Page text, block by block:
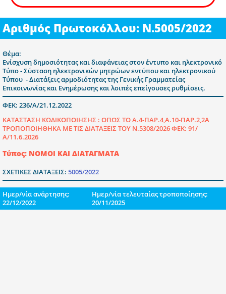
Αριθμός Πρωτοκόλλου: Ν.5005/2022
Θέμα:
Ενίσχυση δημοσιότητας και διαφάνειας στον έντυπο και ηλεκτρονικό
Τύπο - Σύσταση ηλεκτρονικών μητρώων εντύπου και ηλεκτρονικού
Τύπου - Διατάξεις αρμοδιότητας της Γενικής Γραμματείας
Επικοινωνίας και Ενημέρωσης και λοιπές επείγουσες ρυθμίσεις.
ΦΕΚ: 236/Α/21.12.2022
ΚΑΤΑΣΤΑΣΗ ΚΩΔΙΚΟΠΟΙΗΣΗΣ : ΟΠΩΣ ΤΟ Α.4-ΠΑΡ.4,Α.10-ΠΑΡ.2,2Α
ΤΡΟΠΟΠΟΙΗΘΗΚΑ ΜΕ ΤΙΣ ΔΙΑΤΑΞΕΙΣ ΤΟΥ Ν.5308/2026 ΦΕΚ: 91/
Α/11.6.2026
Τύπος: ΝΟΜΟΙ ΚΑΙ ΔΙΑΤΑΓΜΑΤΑ
ΣΧΕΤΙΚΕΣ ΔΙΑΤΑΞΕΙΣ: 5005/2022
Ημερ/νία ανάρτησης:
22/12/2022
Ημερ/νία τελευταίας τροποποίησης:
20/11/2025